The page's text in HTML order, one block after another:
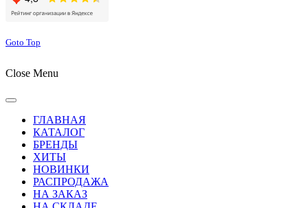
Goto Top
Close Menu
ГЛАВНАЯ
КАТАЛОГ
БРЕНДЫ
ХИТЫ
НОВИНКИ
РАСПРОДАЖА
НА ЗАКАЗ